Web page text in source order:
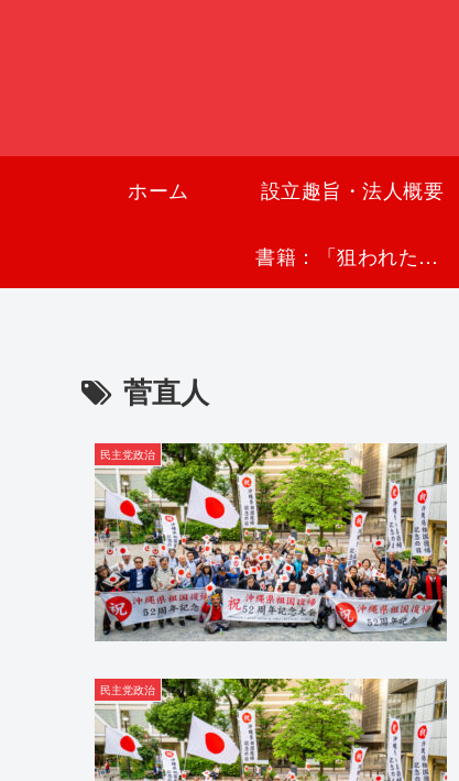
ホーム 設立趣旨・法人概要
書籍：「狙われた沖縄〜真実の沖縄史が日本を救う〜」
菅直人
民主党政治
民主党政治